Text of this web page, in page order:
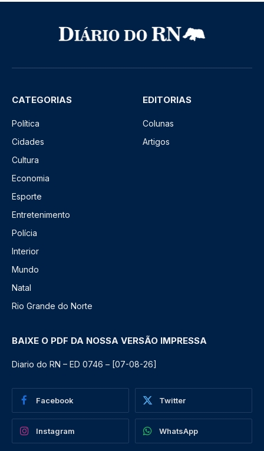
CATEGORIAS
Política
Cidades
Cultura
Economia
Esporte
Entretenimento
Polícia
Interior
Mundo
Natal
Rio Grande do Norte
EDITORIAS
Colunas
Artigos
BAIXE O PDF DA NOSSA VERSÃO IMPRESSA
Diario do RN – ED 0746 – [07-08-26]
Facebook Twitter
Instagram WhatsApp